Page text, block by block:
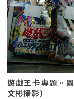
遊戲王卡專題。
文彬攝影）